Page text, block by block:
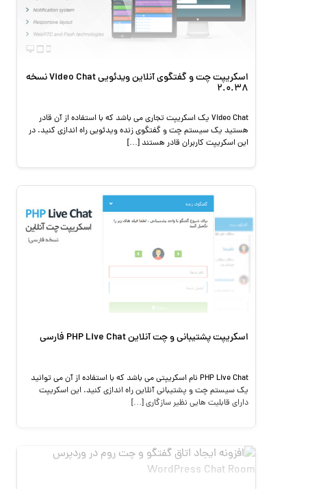
اسکریپت چت و گفتگوی آنلاین ویدئویی Video Chat نسخه
2.0.38
Video Chat یک اسکریپت تجاری می باشد که با استفاده از آن قادر
هستید یک سیستم چت و گفتگوی زنده ویدئویی راه اندازی کنید. در
این اسکریپت کاربران قادر هستند […]
اسکریپت پشتیبانی و چت آنلاین PHP Live Chat فارسی
PHP Live Chat نام اسکریپتی می باشد که با استفاده از آن می توانید
یک سیستم چت و پشتیبانی آنلاین راه اندازی کنید. این اسکریپت
دارای قابلیت هایی نظیر سازگاری […]